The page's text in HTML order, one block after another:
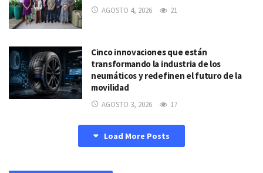
AGOSTO 4, 2026 21
Cinco innovaciones que están
transformando la industria de los
neumáticos y redefinen el futuro de la
movilidad
AGOSTO 3, 2026 17
Load More Posts